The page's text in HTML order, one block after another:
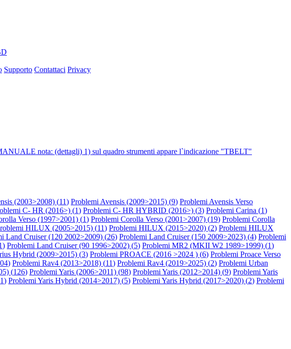
Supporto Contattaci Privacy
nota: (dettagli) 1) sul quadro strumenti appare l`indicazione "TBELT"
(2003>2008) (11) Problemi Avensis (2009>2015) (9) Problemi Avensis Verso
C- HR (2016>) (1) Problemi C- HR HYBRID (2016>) (3) Problemi Carina (1)
Verso (1997>2001) (1) Problemi Corolla Verso (2001>2007) (19) Problemi Corolla
HILUX (2005>2015) (11) Problemi HILUX (2015>2020) (2) Problemi HILUX
Land Cruiser (120 2002>2009) (26) Problemi Land Cruiser (150 2009>2023) (4) Problemi
) Problemi Land Cruiser (90 1996>2002) (5) Problemi MR2 (MKII W2 1989>1999) (1)
Hybrid (2009>2015) (3) Problemi PROACE (2016 >2024 ) (6) Problemi Proace Verso
) Problemi Rav4 (2013>2018) (11) Problemi Rav4 (2019>2025) (2) Problemi Urban
(126) Problemi Yaris (2006>2011) (98) Problemi Yaris (2012>2014) (9) Problemi Yaris
1) Problemi Yaris Hybrid (2014>2017) (5) Problemi Yaris Hybrid (2017>2020) (2) Problemi